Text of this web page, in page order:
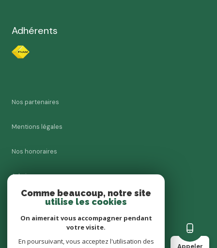
Appeler
Adhérents
Nos partenaires
Mentions légales
Nos honoraires
Admin
Charte RGPD
Comme beaucoup, notre site
utilise les cookies
On aimerait vous accompagner pendant
votre visite.
En poursuivant, vous acceptez l'utilisation des